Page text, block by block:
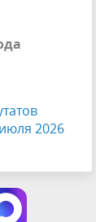
2026